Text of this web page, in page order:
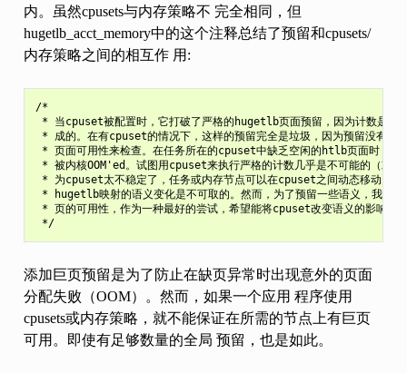
内。虽然cpusets与内存策略不 完全相同，但
hugetlb_acct_memory中的这个注释总结了预留和cpusets/
内存策略之间的相互作 用:
/*
* 当cpuset被配置时，它打破了严格的hugetlb页面预留，因为计数是在
* 成的。在有cpuset的情况下，这样的预留完全是垃圾，因为预留没有根
* 页面可用性来检查。在任务所在的cpuset中缺乏空闲的htlb页面时，应
* 被内核OOM'ed。试图用cpuset来执行严格的计数几乎是不可能的（或者
* 为cpuset太不稳定了，任务或内存节点可以在cpuset之间动态移动。
* hugetlb映射的语义变化是不可取的。然而，为了预留一些语义，我们退
* 页的可用性，作为一种最好的尝试，希望能将cpuset改变语义的影响降
*/
添加巨页预留是为了防止在缺页异常时出现意外的页面
分配失败（OOM）。然而，如果一个应用 程序使用
cpusets或内存策略，就不能保证在所需的节点上有巨页
可用。即使有足够数量的全局 预留，也是如此。